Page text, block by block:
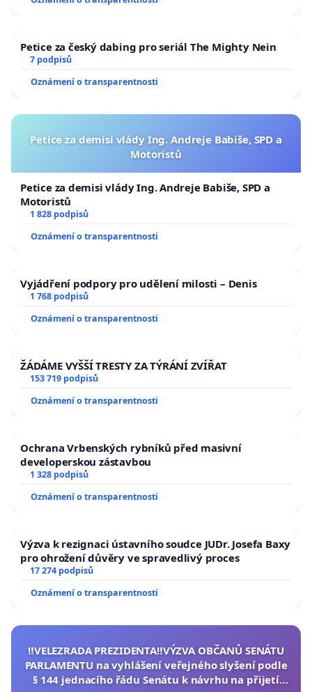
Petice za český dabing pro seriál The Mighty Nein
7 podpisů
Oznámení o transparentnosti
Petice za demisi vlády Ing. Andreje Babiše, SPD a
Motoristů
Petice za demisi vlády Ing. Andreje Babiše, SPD a
Motoristů
1 828 podpisů
Oznámení o transparentnosti
Vyjádření podpory pro udělení milosti – Denis
1 768 podpisů
Oznámení o transparentnosti
ŽÁDÁME VYŠŠÍ TRESTY ZA TÝRÁNÍ ZVÍŘAT
153 719 podpisů
Oznámení o transparentnosti
Ochrana Vrbenských rybníků před masivní
developerskou zástavbou
1 328 podpisů
Oznámení o transparentnosti
Výzva k rezignaci ústavního soudce JUDr. Josefa Baxy
pro ohrožení důvěry ve spravedlivý proces
17 274 podpisů
Oznámení o transparentnosti
‼️VELEZRADA PREZIDENTA‼️VÝZVA OBČANŮ SENÁTU
PARLAMENTU na vyhlášení veřejného slyšení podle
§ 144 jednacího řádu Senátu k návrhu na přijetí